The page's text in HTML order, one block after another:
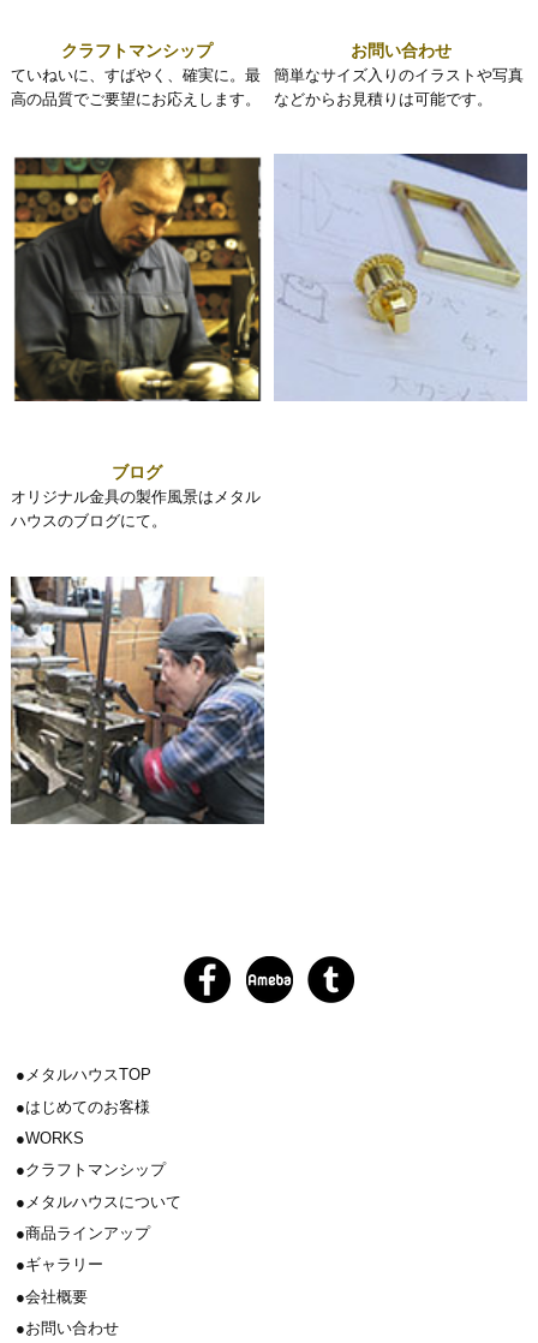
クラフトマンシップ
ていねいに、すばやく、確実に。最
高の品質でご要望にお応えします。
お問い合わせ
簡単なサイズ入りのイラストや写真
などからお見積りは可能です。
ブログ
オリジナル金具の製作風景はメタル
ハウスのブログにて。
メタルハウスTOP
はじめてのお客様
WORKS
クラフトマンシップ
メタルハウスについて
商品ラインアップ
ギャラリー
会社概要
お問い合わせ